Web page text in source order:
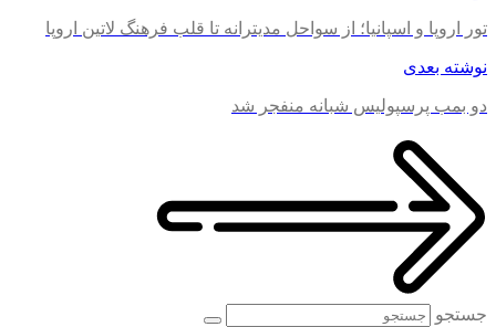
تور اروپا و اسپانیا؛ از سواحل مدیترانه تا قلب فرهنگ لاتین اروپا
نوشته بعدی
دو بمب پرسپولیس شبانه منفجر شد
جستجو